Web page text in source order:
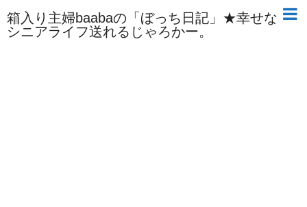
箱入り主婦baabaの「ぼっち日記」★幸せな
シニアライフ送れるじゃろかー。